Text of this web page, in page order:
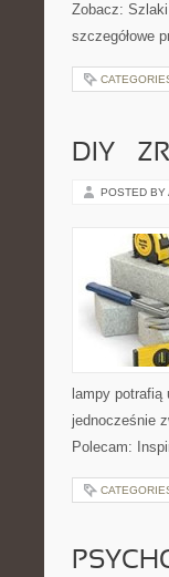
Zobacz:
szczegółowe
DIY –
POSTED BY
lampy
jednocześnie
Polecam: